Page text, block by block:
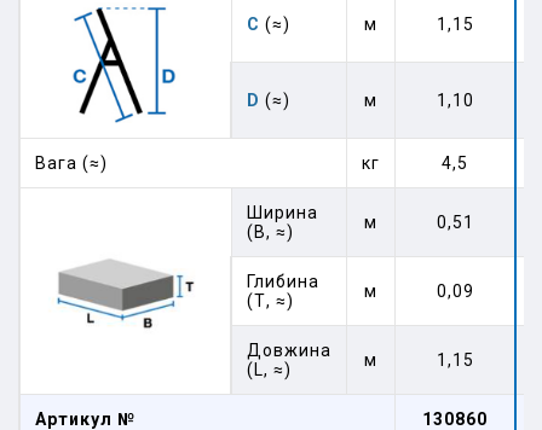
Артикул № 130860
C (≈) м 1,15
D (≈) м 1,10
Вага (≈) кг 4,5
Ширина
(В, ≈)
м 0,51
Глибина
(Т, ≈)
м 0,09
Довжина
(L, ≈)
м 1,15